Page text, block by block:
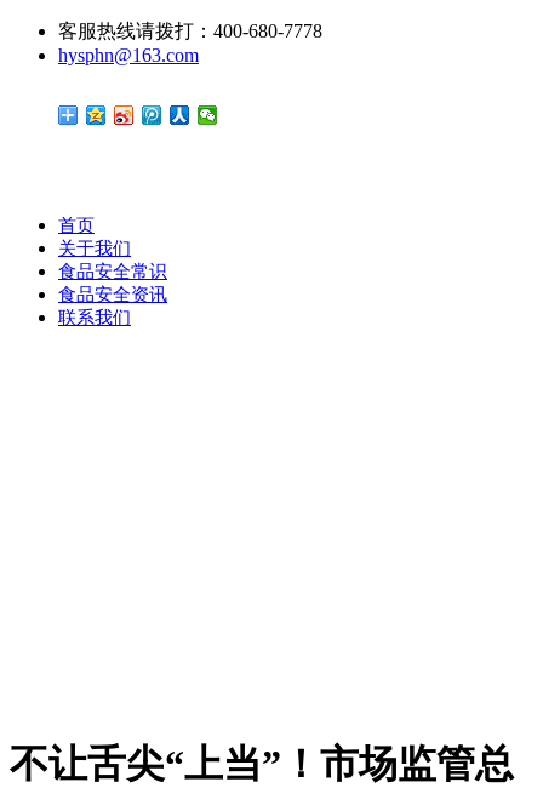
客服热线请拨打：400-680-7778
hysphn@163.com
首页
关于我们
食品安全常识
食品安全资讯
联系我们
不让舌尖“上当”！市场监管总